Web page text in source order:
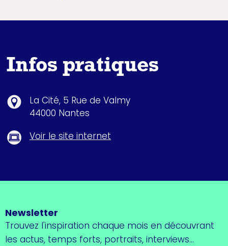
Infos pratiques
La Cité, 5 Rue de Valmy
44000 Nantes
Voir le site internet
Newsletter
Trouvez l'inspiration chaque mois en découvrant
les actus, temps forts, portraits, interviews...